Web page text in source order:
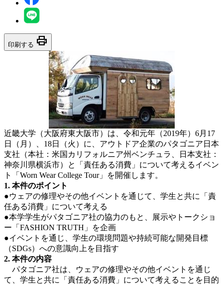
印刷する print
近畿大学（大阪府東大阪市）は、令和元年（2019年）6月17
日（月）、18日（火）に、アウトドア企業のパタゴニア日本
支社（本社：米国カリフォルニア州ベンチュラ、日本支社：
神奈川県横浜市）と「責任ある消費」について考えるイベン
ト「Worn Wear College Tour」を開催します。
1. 本件のポイント
●ウェアの修理やその他イベントを通じて、学生と共に「責
任ある消費」について考える
●本学学生がパタゴニア社の協力のもと、展示やトークショ
ー「FASHION TRUTH」を企画
●イベントを通じ、学生の環境問題や持続可能な開発目標
（SDGs）への意識向上を目指す
2. 本件の内容
パタゴニア社は、ウェアの修理やその他イベントを通じ
て、学生と共に「責任ある消費」について考えることを目的